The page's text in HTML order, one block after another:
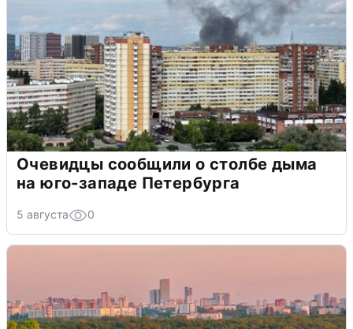
Очевидцы сообщили о столбе дыма
на юго-западе Петербурга
5 августа 0